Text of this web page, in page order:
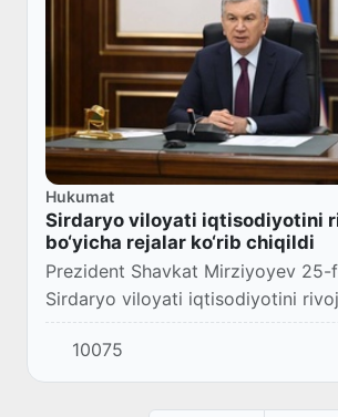
Hukumat
Sirdaryo viloyati iqtisodiyotini
bo‘yicha rejalar ko‘rib chiqildi
Prezident Shavkat Mirziyoyev 25-
Sirdaryo viloyati iqtisodiyotini
o‘rinlari va investitsiyalarni
2025 yilgi rejalar muhokamasi...
10075